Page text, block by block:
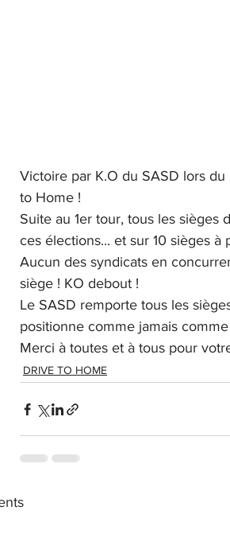
Victoire par K.O du SASD lors
to Home !
Suite au 1er tour, tous les
ces élections... et sur 10 sièges à
Aucun des syndicats en
siège ! KO debout !
Le SASD remporte tous les
positionne comme jamais
Merci à toutes et à tous pour
DRIVE TO HOME